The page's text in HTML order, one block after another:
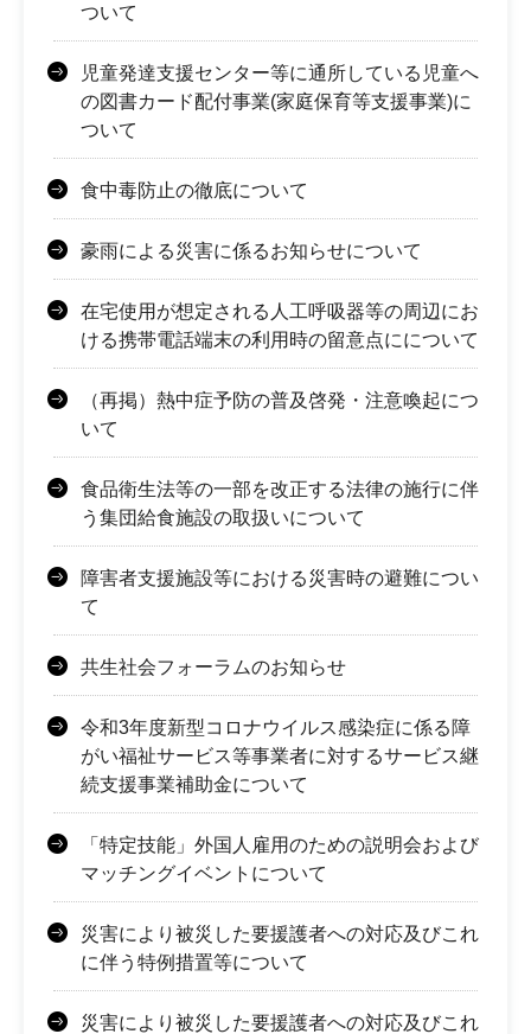
ついて
児童発達支援センター等に通所している児童へ
の図書カード配付事業(家庭保育等支援事業)に
ついて
食中毒防止の徹底について
豪雨による災害に係るお知らせについて
在宅使用が想定される人工呼吸器等の周辺にお
ける携帯電話端末の利用時の留意点にについて
（再掲）熱中症予防の普及啓発・注意喚起につ
いて
食品衛生法等の一部を改正する法律の施行に伴
う集団給食施設の取扱いについて
障害者支援施設等における災害時の避難につい
て
共生社会フォーラムのお知らせ
令和3年度新型コロナウイルス感染症に係る障
がい福祉サービス等事業者に対するサービス継
続支援事業補助金について
「特定技能」外国人雇用のための説明会および
マッチングイベントについて
災害により被災した要援護者への対応及びこれ
に伴う特例措置等について
災害により被災した要援護者への対応及びこれ